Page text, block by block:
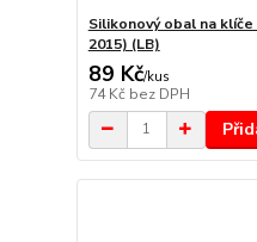
Silikonový obal na klíče
2015) (LB)
89 Kč/kus
74 Kč bez DPH